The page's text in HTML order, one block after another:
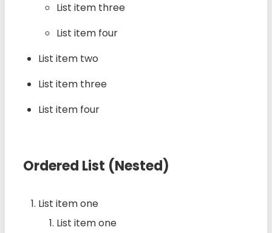
List item three
List item four
List item two
List item three
List item four
Ordered List (Nested)
List item one
List item one